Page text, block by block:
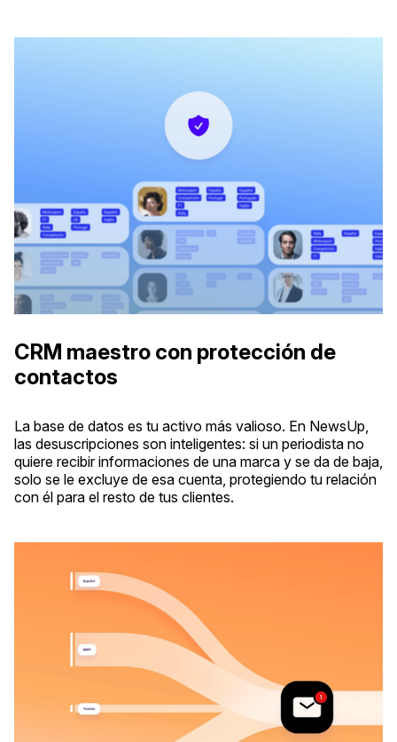
CRM maestro con protección de
contactos
La base de datos es tu activo más valioso. En NewsUp,
las desuscripciones son inteligentes: si un periodista no
quiere recibir informaciones de una marca y se da de baja,
solo se le excluye de esa cuenta, protegiendo tu relación
con él para el resto de tus clientes.